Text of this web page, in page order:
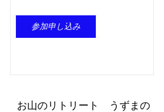
参加申し込み
​お山のリトリート うずまの